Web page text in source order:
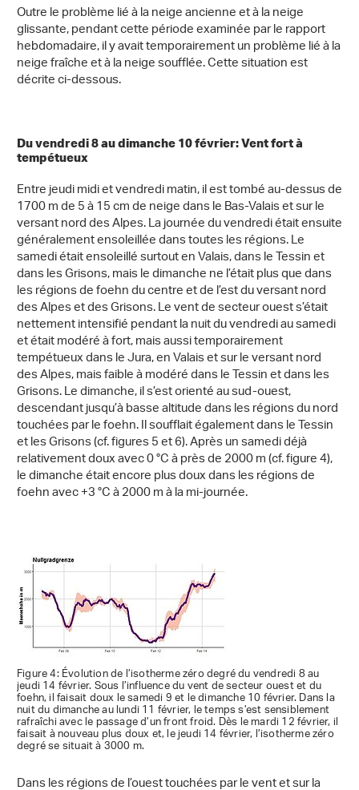
Outre le problème lié à la neige ancienne et à la neige
glissante, pendant cette période examinée par le rapport
hebdomadaire, il y avait temporairement un problème lié à la
neige fraîche et à la neige soufflée. Cette situation est
décrite ci-dessous.
Du vendredi 8 au dimanche 10 février: Vent fort à
tempétueux
Entre jeudi midi et vendredi matin, il est tombé au-dessus de
1700 m de 5 à 15 cm de neige dans le Bas-Valais et sur le
versant nord des Alpes. La journée du vendredi était ensuite
généralement ensoleillée dans toutes les régions. Le
samedi était ensoleillé surtout en Valais, dans le Tessin et
dans les Grisons, mais le dimanche ne l’était plus que dans
les régions de foehn du centre et de l’est du versant nord
des Alpes et des Grisons. Le vent de secteur ouest s’était
nettement intensifié pendant la nuit du vendredi au samedi
et était modéré à fort, mais aussi temporairement
tempétueux dans le Jura, en Valais et sur le versant nord
des Alpes, mais faible à modéré dans le Tessin et dans les
Grisons. Le dimanche, il s’est orienté au sud-ouest,
descendant jusqu’à basse altitude dans les régions du nord
touchées par le foehn. Il soufflait également dans le Tessin
et les Grisons (cf. figures 5 et 6). Après un samedi déjà
relativement doux avec 0 °C à près de 2000 m (cf. figure 4),
le dimanche était encore plus doux dans les régions de
foehn avec +3 °C à 2000 m à la mi-journée.
Figure 4: Évolution de l’isotherme zéro degré du vendredi 8 au
jeudi 14 février. Sous l’influence du vent de secteur ouest et du
foehn, il faisait doux le samedi 9 et le dimanche 10 février. Dans la
nuit du dimanche au lundi 11 février, le temps s’est sensiblement
rafraîchi avec le passage d’un front froid. Dès le mardi 12 février, il
faisait à nouveau plus doux et, le jeudi 14 février, l’isotherme zéro
degré se situait à 3000 m.
Dans les régions de l’ouest touchées par le vent et sur la